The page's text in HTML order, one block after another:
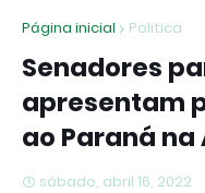
Página inicial Politica
Senadores
apresentam
ao Paraná na
sábado, abril 16, 2022